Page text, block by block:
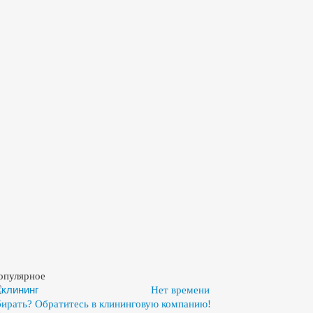
Нет времени
Обратитесь в клининговую компанию!